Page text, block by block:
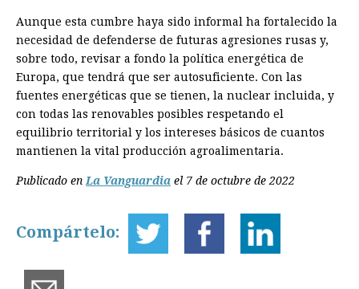
Aunque esta cumbre haya sido informal ha fortalecido la
necesidad de defenderse de futuras agresiones rusas y,
sobre todo, revisar a fondo la política energética de
Europa, que tendrá que ser autosuficiente. Con las
fuentes energéticas que se tienen, la nuclear incluida, y
con todas las renovables posibles respetando el
equilibrio territorial y los intereses básicos de cuantos
mantienen la vital producción agroalimentaria.
Publicado en La Vanguardia el 7 de octubre de 2022
Compártelo: